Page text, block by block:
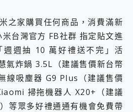
之家購買任何商品，消費滿新
台灣官方 FB社群 指定貼文進
週週抽 10 萬好禮送不完」活
氣炸鍋 3.5L（建議售價新台幣
線吸塵器 G9 Plus（建議售價
掃拖機器人 X20+（建議
等眾多好禮通通有機會免費帶